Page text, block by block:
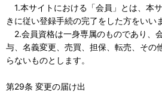
1.本サイトにおける「会員」とは、本
きに従い登録手続の完了をした方をいい
2.会員資格は一身専属のものであり、
与、名義変更、売買、担保、転売、その
らないものとします。
第29条 変更の届け出